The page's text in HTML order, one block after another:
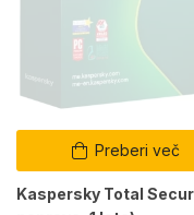
Preberi več
Kaspersky Total